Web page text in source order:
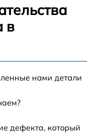
в
нами детали
дефекта, который